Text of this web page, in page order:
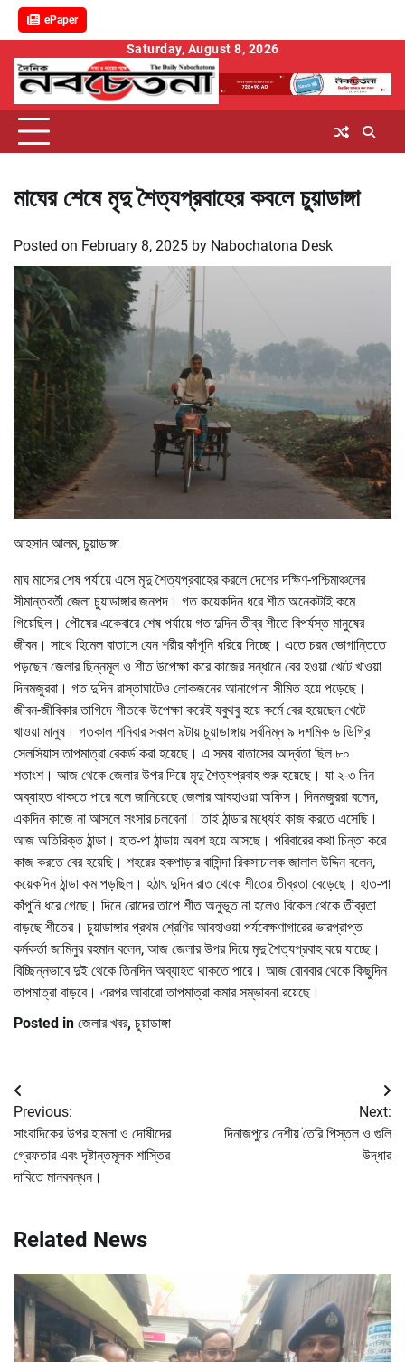
ePaper
content
Saturday, August 8, 2026
মাঘের শেষে মৃদু শৈত্যপ্রবাহের কবলে চুয়াডাঙ্গা
Posted on February 8, 2025 by Nabochatona Desk
আহসান আলম, চুয়াডাঙ্গা
মাঘ মাসের শেষ পর্যায়ে এসে মৃদু শৈত্যপ্রবাহের করলে দেশের দক্ষিণ-পশ্চিমাঞ্চলের
সীমান্তবর্তী জেলা চুয়াডাঙ্গার জনপদ। গত কয়েকদিন ধরে শীত অনেকটাই কমে
গিয়েছিল। পৌষের একেবারে শেষ পর্যায়ে গত দুদিন তীব্র শীতে বিপর্যস্ত মানুষের
জীবন। সাথে হিমেল বাতাসে যেন শরীর কাঁপুনি ধরিয়ে দিচ্ছে। এতে চরম ভোগান্তিতে
পড়ছেন জেলার ছিন্নমূল ও শীত উপেক্ষা করে কাজের সন্ধানে বের হওয়া খেটে খাওয়া
দিনমজুররা। গত দুদিন রাস্তাঘাটেও লোকজনের আনাগোনা সীমিত হয়ে পড়েছে।
জীবন-জীবিকার তাগিদে শীতকে উপেক্ষা করেই যবুথবু হয়ে কর্মে বের হয়েছেন খেটে
খাওয়া মানুষ। গতকাল শনিবার সকাল ৯টায় চুয়াডাঙ্গায় সর্বনিম্ন ৯ দশমিক ৬ ডিগ্রি
সেলসিয়াস তাপমাত্রা রেকর্ড করা হয়েছে। এ সময় বাতাসের আর্দ্রতা ছিল ৮০
শতাংশ। আজ থেকে জেলার উপর দিয়ে মৃদু শৈত্যপ্রবাহ শুরু হয়েছে। যা ২-৩ দিন
অব্যাহত থাকতে পারে বলে জানিয়েছে জেলার আবহাওয়া অফিস। দিনমজুররা বলেন,
একদিন কাজে না আসলে সংসার চলবেনা। তাই ঠান্ডার মধ্যেই কাজ করতে এসেছি।
আজ অতিরিক্ত ঠান্ডা। হাত-পা ঠান্ডায় অবশ হয়ে আসছে। পরিবারের কথা চিন্তা করে
কাজ করতে বের হয়েছি। শহরের হকপাড়ার বাসিন্দা রিকসাচালক জালাল উদ্দিন বলেন,
কয়েকদিন ঠান্ডা কম পড়ছিল। হঠাৎ দুদিন রাত থেকে শীতের তীব্রতা বেড়েছে। হাত-পা
কাঁপুনি ধরে গেছে। দিনে রোদের তাপে শীত অনুভূত না হলেও বিকেল থেকে তীব্রতা
বাড়ছে শীতের। চুয়াডাঙ্গার প্রথম শ্রেণির আবহাওয়া পর্যবেক্ষণাগারের ভারপ্রাপ্ত
কর্মকর্তা জামিনুর রহমান বলেন, আজ জেলার উপর দিয়ে মৃদু শৈত্যপ্রবাহ বয়ে যাচ্ছে।
বিচ্ছিন্নভাবে দুই থেকে তিনদিন অব্যাহত থাকতে পারে। আজ রোববার থেকে কিছুদিন
তাপমাত্রা বাড়বে। এরপর আবারো তাপমাত্রা কমার সম্ভাবনা রয়েছে।
Posted in জেলার খবর, চুয়াডাঙ্গা
Post
navigation
Previous:
সাংবাদিকের উপর হামলা ও দোষীদের
গ্রেফতার এবং দৃষ্টান্তমূলক শাস্তির
দাবিতে মানববন্ধন।
Next:
দিনাজপুরে দেশীয় তৈরি পিস্তল ও গুলি
উদ্ধার
Related News